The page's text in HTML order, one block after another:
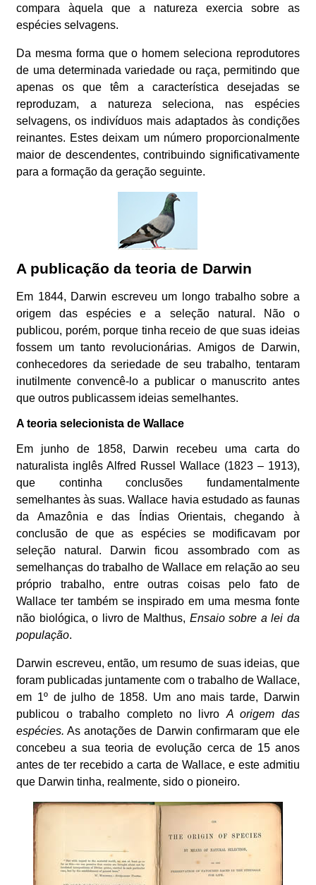
compara àquela que a natureza exercia sobre as
espécies selvagens.
Da mesma forma que o homem seleciona reprodutores
de uma determinada variedade ou raça, permitindo que
apenas os que têm a característica desejadas se
reproduzam, a natureza seleciona, nas espécies
selvagens, os indivíduos mais adaptados às condições
reinantes. Estes deixam um número proporcionalmente
maior de descendentes, contribuindo significativamente
para a formação da geração seguinte.
A publicação da teoria de Darwin
Em 1844, Darwin escreveu um longo trabalho sobre a
origem das espécies e a seleção natural. Não o
publicou, porém, porque tinha receio de que suas ideias
fossem um tanto revolucionárias. Amigos de Darwin,
conhecedores da seriedade de seu trabalho, tentaram
inutilmente convencê-lo a publicar o manuscrito antes
que outros publicassem ideias semelhantes.
A teoria selecionista de Wallace
Em junho de 1858, Darwin recebeu uma carta do
naturalista inglês Alfred Russel Wallace (1823 – 1913),
que continha conclusões fundamentalmente
semelhantes às suas. Wallace havia estudado as faunas
da Amazônia e das Índias Orientais, chegando à
conclusão de que as espécies se modificavam por
seleção natural. Darwin ficou assombrado com as
semelhanças do trabalho de Wallace em relação ao seu
próprio trabalho, entre outras coisas pelo fato de
Wallace ter também se inspirado em uma mesma fonte
não biológica, o livro de Malthus, Ensaio sobre a lei da
população.
Darwin escreveu, então, um resumo de suas ideias, que
foram publicadas juntamente com o trabalho de Wallace,
em 1º de julho de 1858. Um ano mais tarde, Darwin
publicou o trabalho completo no livro A origem das
espécies. As anotações de Darwin confirmaram que ele
concebeu a sua teoria de evolução cerca de 15 anos
antes de ter recebido a carta de Wallace, e este admitiu
que Darwin tinha, realmente, sido o pioneiro.